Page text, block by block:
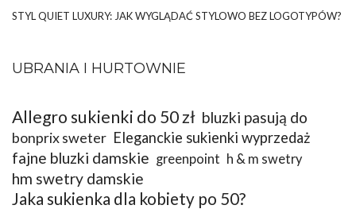
STYL QUIET LUXURY: JAK WYGLĄDAĆ STYLOWO BEZ LOGOTYPÓW?
UBRANIA I HURTOWNIE
Allegro sukienki do 50 zł bluzki pasują do
bonprix sweter Eleganckie sukienki wyprzedaż
fajne bluzki damskie greenpoint h & m swetry
hm swetry damskie
Jaka sukienka dla kobiety po 50?